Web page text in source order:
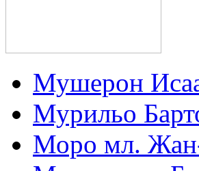
Мушерон
Мурильо
Моро мл.